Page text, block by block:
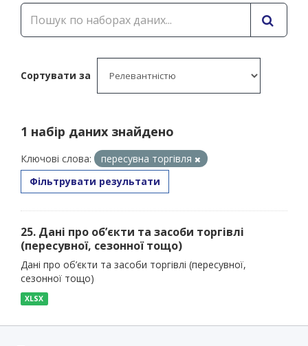
Сортувати за
1 набір даних знайдено
Ключові слова:
пересувна торгівля
Фільтрувати результати
25. Дані про об’єкти та засоби торгівлі
(пересувної, сезонної тощо)
Дані про об’єкти та засоби торгівлі (пересувної,
сезонної тощо)
XLSX